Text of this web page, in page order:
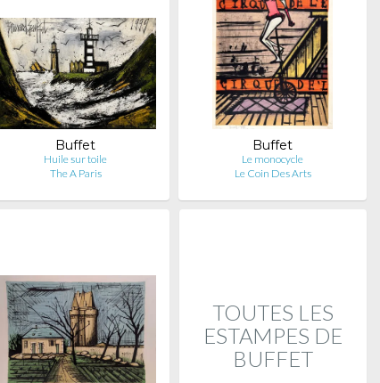
Buffet
Huile sur toile
The A Paris
Buffet
Le monocycle
Le Coin Des Arts
TOUTES LES
ESTAMPES DE
BUFFET